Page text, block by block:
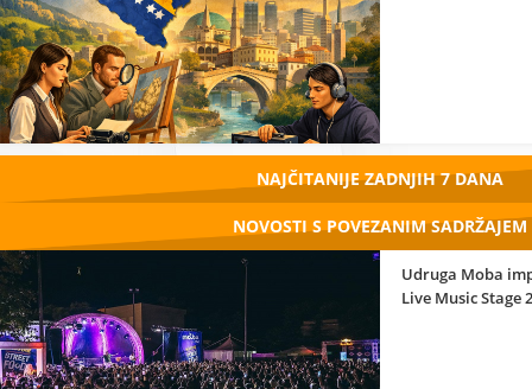
NAJČITANIJE ZADNJIH 7 DANA
NOVOSTI S POVEZANIM SADRŽAJEM
Udruga Moba
Live Music Stage